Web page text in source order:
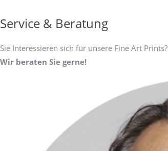
Service & Beratung
Sie Interessieren sich für unsere Fine Art Prints?
Wir beraten Sie gerne!